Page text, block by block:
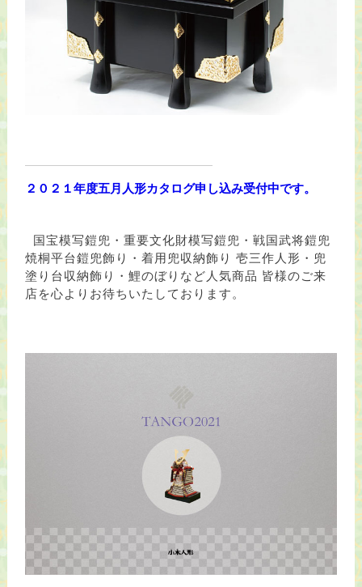
２０２１年度五月人形カタログ申し込み受付中です。
国宝模写鎧兜・重要文化財模写鎧兜・戦国武将鎧兜
焼桐平台鎧兜飾り・着用兜収納飾り 壱三作人形・兜
塗り台収納飾り・鯉のぼりなど人気商品 皆様のご来
店を心よりお待ちいたしております。